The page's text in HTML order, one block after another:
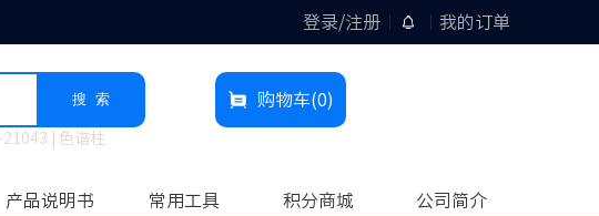
登录/注册 我的订单
搜 索
21043 色谱柱
购物车(0)
产品说明书 常用工具 积分商城 公司简介